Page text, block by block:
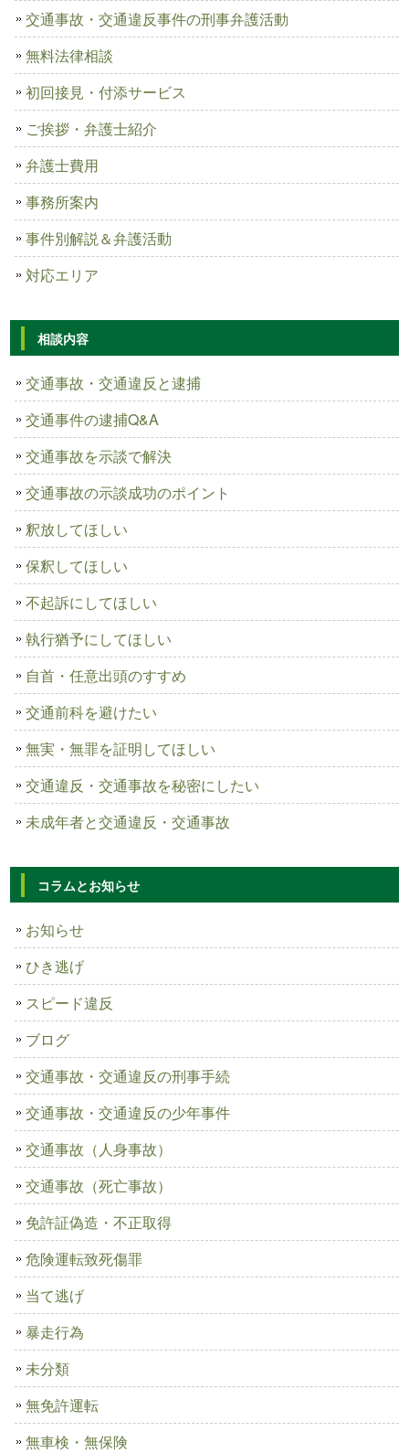
交通事故・交通違反事件の刑事弁護活動
無料法律相談
初回接見・付添サービス
ご挨拶・弁護士紹介
弁護士費用
事務所案内
事件別解説＆弁護活動
対応エリア
相談内容
交通事故・交通違反と逮捕
交通事件の逮捕Q&A
交通事故を示談で解決
交通事故の示談成功のポイント
釈放してほしい
保釈してほしい
不起訴にしてほしい
執行猶予にしてほしい
自首・任意出頭のすすめ
交通前科を避けたい
無実・無罪を証明してほしい
交通違反・交通事故を秘密にしたい
未成年者と交通違反・交通事故
コラムとお知らせ
お知らせ
ひき逃げ
スピード違反
ブログ
交通事故・交通違反の刑事手続
交通事故・交通違反の少年事件
交通事故（人身事故）
交通事故（死亡事故）
免許証偽造・不正取得
危険運転致死傷罪
当て逃げ
暴走行為
未分類
無免許運転
無車検・無保険